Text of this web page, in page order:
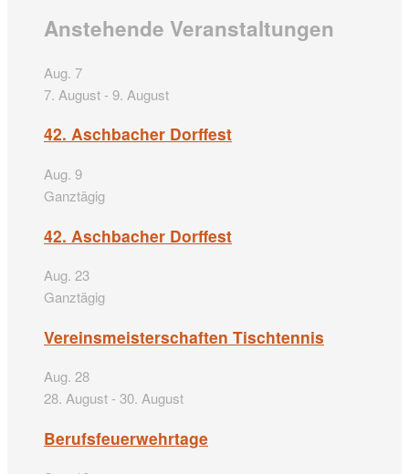
Anstehende Veranstaltungen
Aug. 7
7. August - 9. August
42. Aschbacher Dorffest
Aug. 9
Ganztägig
42. Aschbacher Dorffest
Aug. 23
Ganztägig
Vereinsmeisterschaften Tischtennis
Aug. 28
28. August - 30. August
Berufsfeuerwehrtage